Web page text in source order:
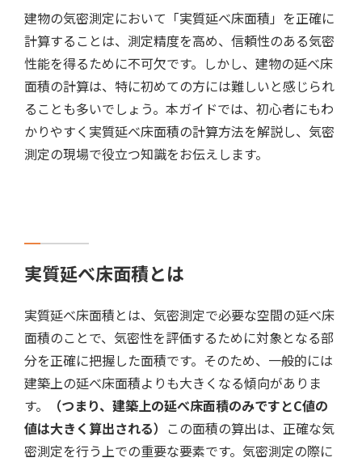
建物の気密測定において「実質延べ床面積」を正確に
計算することは、測定精度を高め、信頼性のある気密
性能を得るために不可欠です。しかし、建物の延べ床
面積の計算は、特に初めての方には難しいと感じられ
ることも多いでしょう。本ガイドでは、初心者にもわ
かりやすく実質延べ床面積の計算方法を解説し、気密
測定の現場で役立つ知識をお伝えします。
実質延べ床面積とは
実質延べ床面積とは、気密測定で必要な空間の延べ床
面積のことで、気密性を評価するために対象となる部
分を正確に把握した面積です。そのため、一般的には
建築上の延べ床面積よりも大きくなる傾向がありま
す。
（つまり、建築上の延べ床面積のみですとC値の
値は大きく算出される） この面積の算出は、正確な気
密測定を行う上での重要な要素です。気密測定の際に